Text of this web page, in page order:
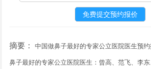
摘要：中国做鼻子最好的专家公立医院医生预
鼻子最好的专家公立医院医生：曾高、范飞、李